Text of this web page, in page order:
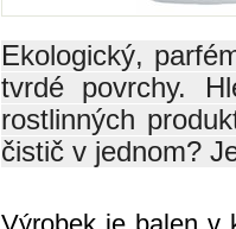
Ekologický,
tvrdé povrchy.
rostlinných
čistič v jednom?